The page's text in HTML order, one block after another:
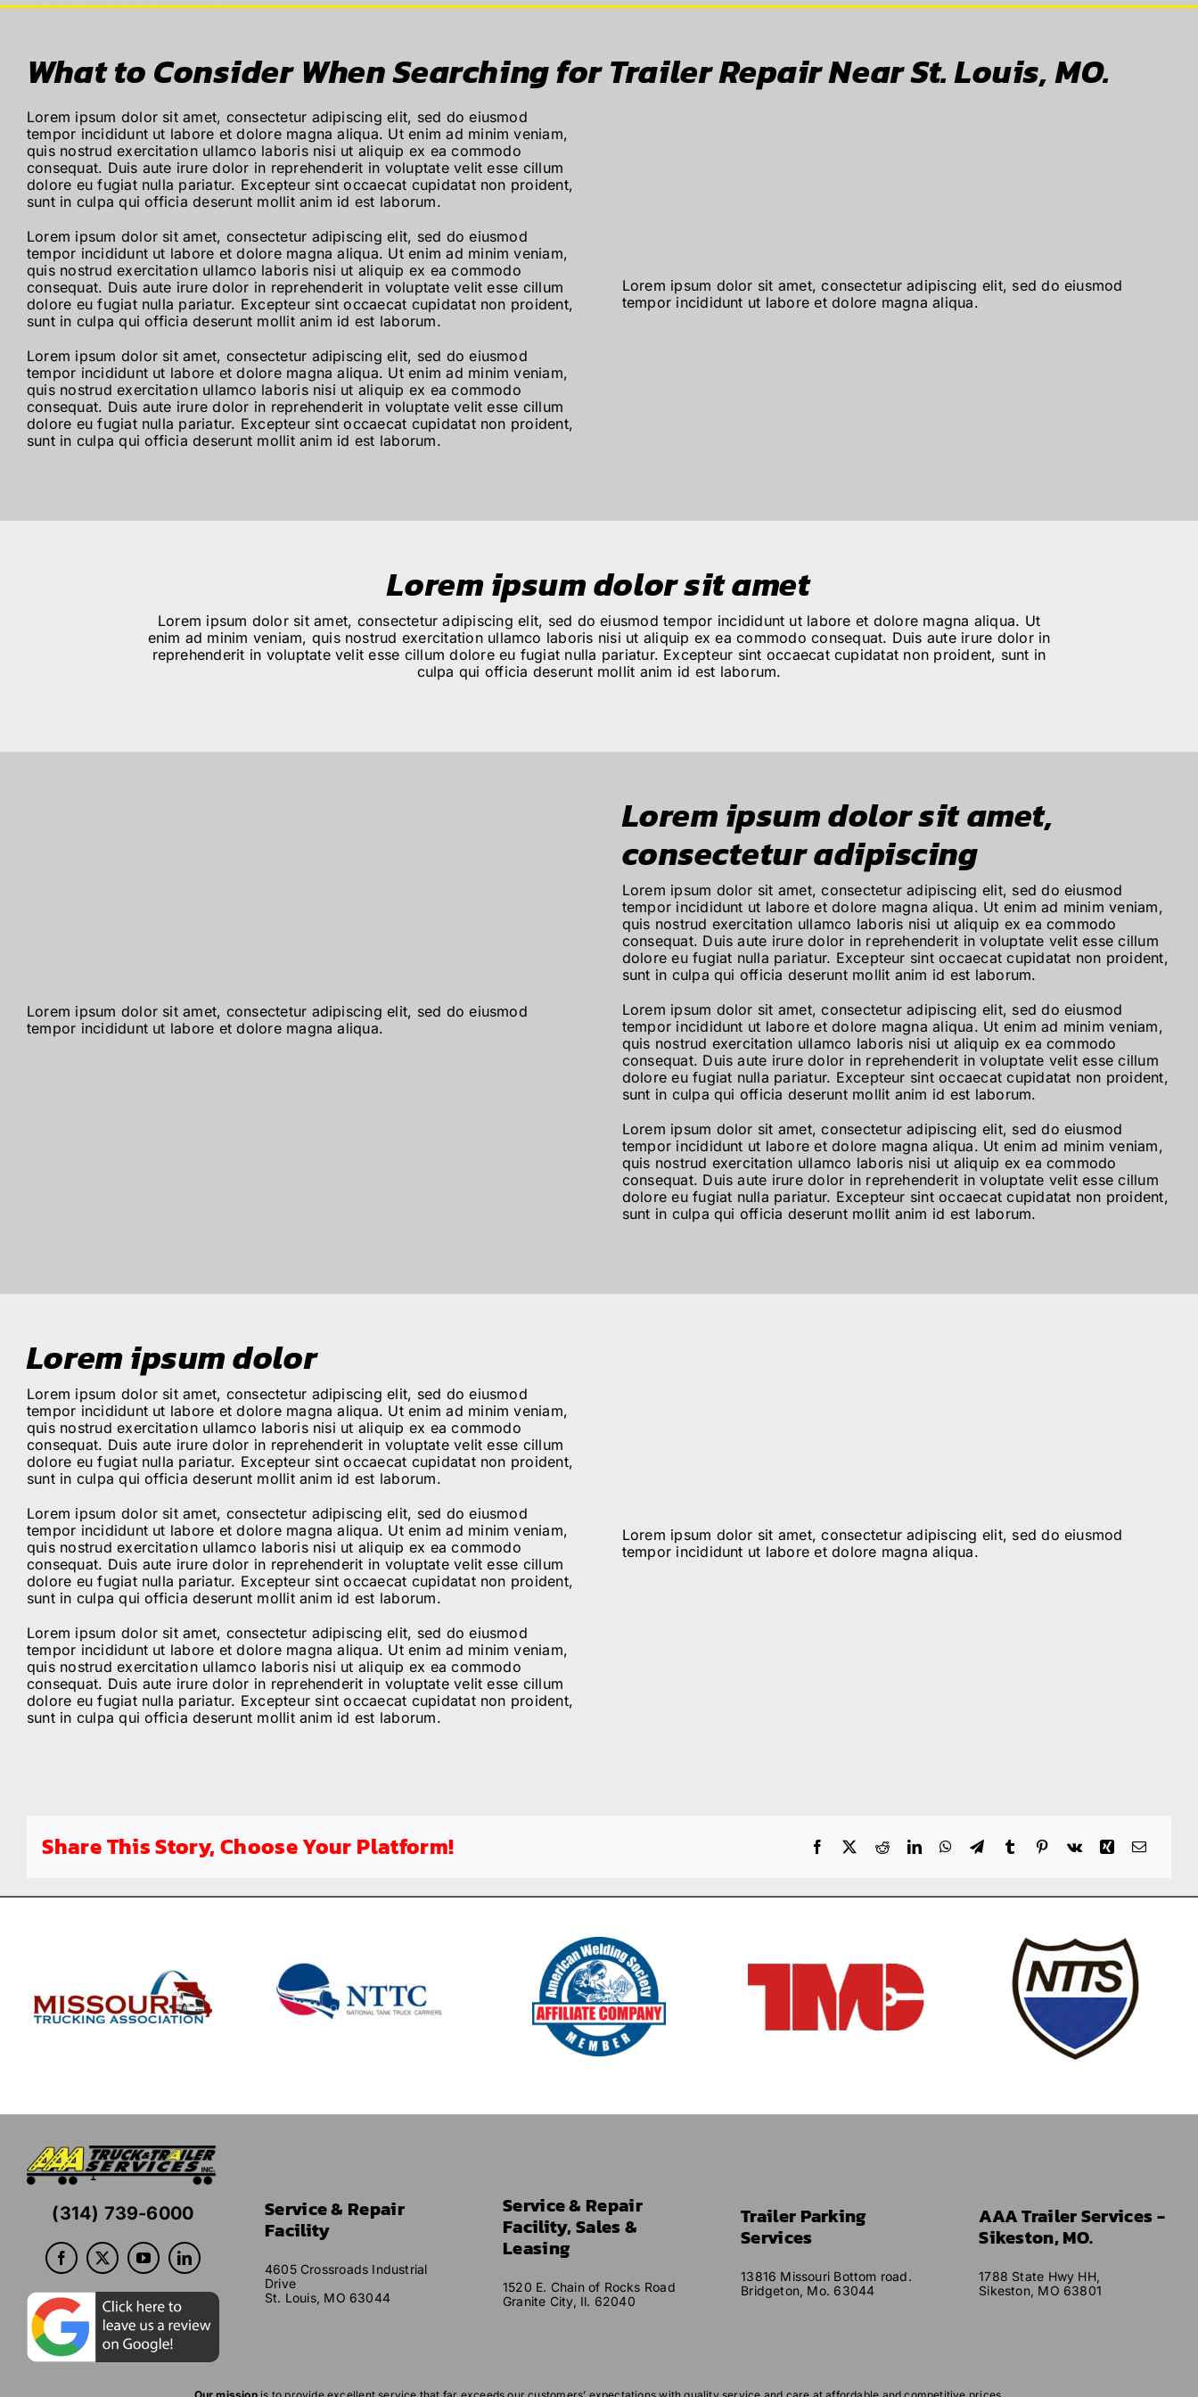
BLOG
CONTACT
What to Consider When Searching for Trailer Repair Near St. Louis, MO.
Lorem ipsum dolor sit amet, consectetur adipiscing elit, sed do eiusmod
tempor incididunt ut labore et dolore magna aliqua. Ut enim ad minim veniam,
quis nostrud exercitation ullamco laboris nisi ut aliquip ex ea commodo
consequat. Duis aute irure dolor in reprehenderit in voluptate velit esse cillum
dolore eu fugiat nulla pariatur. Excepteur sint occaecat cupidatat non proident,
sunt in culpa qui officia deserunt mollit anim id est laborum.
Lorem ipsum dolor sit amet, consectetur adipiscing elit, sed do eiusmod
tempor incididunt ut labore et dolore magna aliqua. Ut enim ad minim veniam,
quis nostrud exercitation ullamco laboris nisi ut aliquip ex ea commodo
consequat. Duis aute irure dolor in reprehenderit in voluptate velit esse cillum
dolore eu fugiat nulla pariatur. Excepteur sint occaecat cupidatat non proident,
sunt in culpa qui officia deserunt mollit anim id est laborum.
Lorem ipsum dolor sit amet, consectetur adipiscing elit, sed do eiusmod
tempor incididunt ut labore et dolore magna aliqua. Ut enim ad minim veniam,
quis nostrud exercitation ullamco laboris nisi ut aliquip ex ea commodo
consequat. Duis aute irure dolor in reprehenderit in voluptate velit esse cillum
dolore eu fugiat nulla pariatur. Excepteur sint occaecat cupidatat non proident,
sunt in culpa qui officia deserunt mollit anim id est laborum.
Lorem ipsum dolor sit amet, consectetur adipiscing elit, sed do eiusmod
tempor incididunt ut labore et dolore magna aliqua.
Lorem ipsum dolor sit amet
Lorem ipsum dolor sit amet, consectetur adipiscing elit, sed do eiusmod tempor incididunt ut labore et dolore magna aliqua. Ut
enim ad minim veniam, quis nostrud exercitation ullamco laboris nisi ut aliquip ex ea commodo consequat. Duis aute irure dolor in
reprehenderit in voluptate velit esse cillum dolore eu fugiat nulla pariatur. Excepteur sint occaecat cupidatat non proident, sunt in
culpa qui officia deserunt mollit anim id est laborum.
Lorem ipsum dolor sit amet, consectetur adipiscing elit, sed do eiusmod
tempor incididunt ut labore et dolore magna aliqua.
Lorem ipsum dolor sit amet,
consectetur adipiscing
Lorem ipsum dolor sit amet, consectetur adipiscing elit, sed do eiusmod
tempor incididunt ut labore et dolore magna aliqua. Ut enim ad minim veniam,
quis nostrud exercitation ullamco laboris nisi ut aliquip ex ea commodo
consequat. Duis aute irure dolor in reprehenderit in voluptate velit esse cillum
dolore eu fugiat nulla pariatur. Excepteur sint occaecat cupidatat non proident,
sunt in culpa qui officia deserunt mollit anim id est laborum.
Lorem ipsum dolor sit amet, consectetur adipiscing elit, sed do eiusmod
tempor incididunt ut labore et dolore magna aliqua. Ut enim ad minim veniam,
quis nostrud exercitation ullamco laboris nisi ut aliquip ex ea commodo
consequat. Duis aute irure dolor in reprehenderit in voluptate velit esse cillum
dolore eu fugiat nulla pariatur. Excepteur sint occaecat cupidatat non proident,
sunt in culpa qui officia deserunt mollit anim id est laborum.
Lorem ipsum dolor sit amet, consectetur adipiscing elit, sed do eiusmod
tempor incididunt ut labore et dolore magna aliqua. Ut enim ad minim veniam,
quis nostrud exercitation ullamco laboris nisi ut aliquip ex ea commodo
consequat. Duis aute irure dolor in reprehenderit in voluptate velit esse cillum
dolore eu fugiat nulla pariatur. Excepteur sint occaecat cupidatat non proident,
sunt in culpa qui officia deserunt mollit anim id est laborum.
Lorem ipsum dolor
Lorem ipsum dolor sit amet, consectetur adipiscing elit, sed do eiusmod
tempor incididunt ut labore et dolore magna aliqua. Ut enim ad minim veniam,
quis nostrud exercitation ullamco laboris nisi ut aliquip ex ea commodo
consequat. Duis aute irure dolor in reprehenderit in voluptate velit esse cillum
dolore eu fugiat nulla pariatur. Excepteur sint occaecat cupidatat non proident,
sunt in culpa qui officia deserunt mollit anim id est laborum.
Lorem ipsum dolor sit amet, consectetur adipiscing elit, sed do eiusmod
tempor incididunt ut labore et dolore magna aliqua. Ut enim ad minim veniam,
quis nostrud exercitation ullamco laboris nisi ut aliquip ex ea commodo
consequat. Duis aute irure dolor in reprehenderit in voluptate velit esse cillum
dolore eu fugiat nulla pariatur. Excepteur sint occaecat cupidatat non proident,
sunt in culpa qui officia deserunt mollit anim id est laborum.
Lorem ipsum dolor sit amet, consectetur adipiscing elit, sed do eiusmod
tempor incididunt ut labore et dolore magna aliqua. Ut enim ad minim veniam,
quis nostrud exercitation ullamco laboris nisi ut aliquip ex ea commodo
consequat. Duis aute irure dolor in reprehenderit in voluptate velit esse cillum
dolore eu fugiat nulla pariatur. Excepteur sint occaecat cupidatat non proident,
sunt in culpa qui officia deserunt mollit anim id est laborum.
Lorem ipsum dolor sit amet, consectetur adipiscing elit, sed do eiusmod
tempor incididunt ut labore et dolore magna aliqua.
Share This Story, Choose Your Platform!
(314) 739-6000
Service & Repair
Facility
4605 Crossroads Industrial
Drive
St. Louis, MO 63044
Service & Repair
Facility, Sales &
Leasing
1520 E. Chain of Rocks Road
Granite City, Il. 62040
Trailer Parking
Services
13816 Missouri Bottom road.
Bridgeton, Mo. 63044
AAA Trailer Services -
Sikeston, MO.
1788 State Hwy HH,
Sikeston, MO 63801